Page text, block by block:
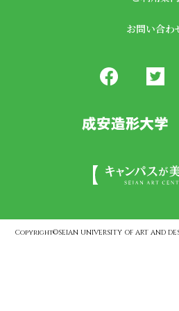
お問い合わ
Copyright©SEIAN UNIVERSITY OF ART AND